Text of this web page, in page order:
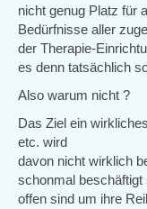
nicht genug Platz für
Bedürfnisse aller
der Therapie-
es denn tatsächlich
Also warum nicht ?
Das Ziel ein
etc. wird
davon nicht wirklich
schonmal beschäftigt
offen sind um ihre